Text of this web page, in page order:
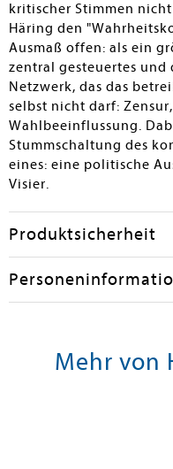
kritischer Stimmen
Häring den
Ausmaß offen: als ein
zentral gesteuertes
Netzwerk, das das
selbst nicht darf:
Wahlbeeinflussung.
Stummschaltung des
eines: eine politische
Visier.
Produktsicherheit
Mehr von